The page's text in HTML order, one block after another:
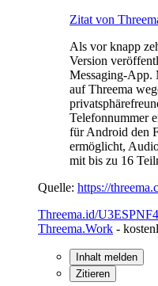
Zitat von
Als vor knapp
Version
Messaging-App.
auf Threema
Telefonnummer
für Android den
ermöglicht,
mit bis zu 16
Quelle: https://
Threema.id/U3ESPNF4
Threema.Work -
Inhalt melden
Zitieren